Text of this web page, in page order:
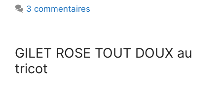
3 commentaires
GILET ROSE TOUT DOUX au
tricot